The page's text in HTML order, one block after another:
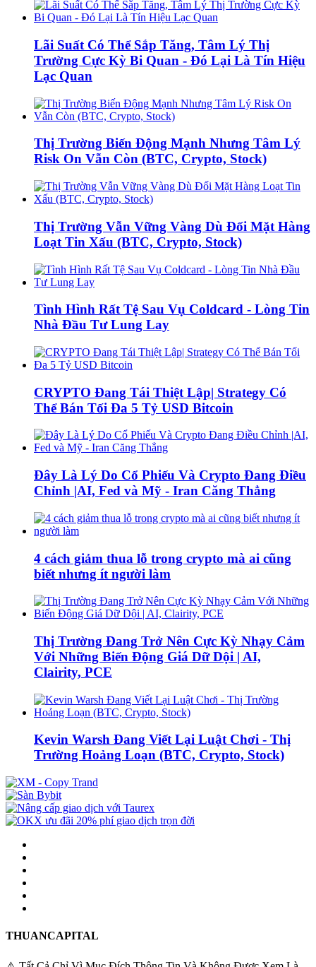
Lãi Suất Có Thể Sắp Tăng, Tâm Lý Thị
Trường Cực Kỳ Bi Quan - Đó Lại Là Tín Hiệu
Lạc Quan
Thị Trường Biến Động Mạnh Nhưng Tâm Lý
Risk On Vẫn Còn (BTC, Crypto, Stock)
Thị Trường Vẫn Vững Vàng Dù Đối Mặt Hàng
Loạt Tin Xấu (BTC, Crypto, Stock)
Tình Hình Rất Tệ Sau Vụ Coldcard - Lòng Tin
Nhà Đầu Tư Lung Lay
CRYPTO Đang Tái Thiệt Lập| Strategy Có
Thể Bán Tối Đa 5 Tỷ USD Bitcoin
Đây Là Lý Do Cổ Phiếu Và Crypto Đang Điều
Chỉnh |AI, Fed và Mỹ - Iran Căng Thẳng
4 cách giảm thua lỗ trong crypto mà ai cũng
biết nhưng ít người làm
Thị Trường Đang Trở Nên Cực Kỳ Nhạy Cảm
Với Những Biến Động Giá Dữ Dội | AI,
Clairity, PCE
Kevin Warsh Đang Viết Lại Luật Chơi - Thị
Trường Hoảng Loạn (BTC, Crypto, Stock)
THUANCAPITAL